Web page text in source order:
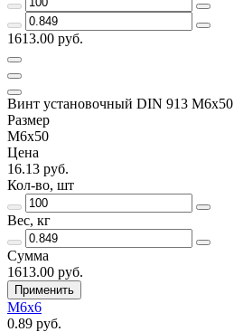
1613.00 руб.
Винт установочный DIN 913 М6х50
Размер
М6х50
Цена
16.13 руб.
Кол-во, шт
Вес, кг
Сумма
1613.00 руб.
Применить
М6х6
0.89 руб.